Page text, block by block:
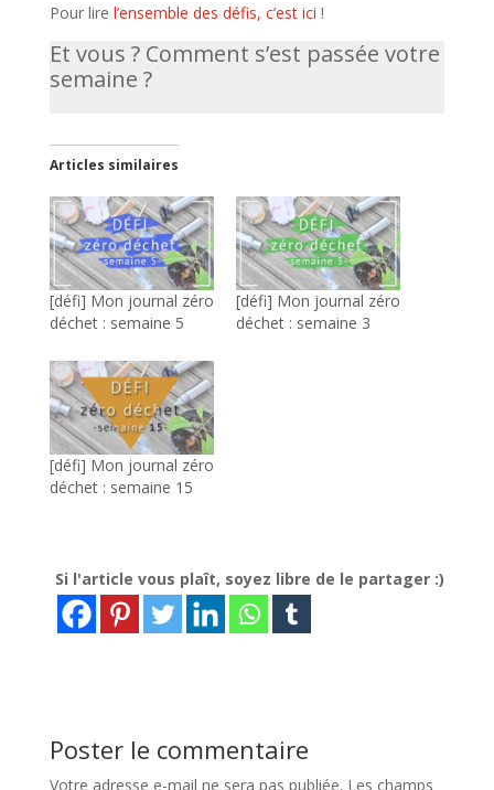
Pour lire l’ensemble des défis, c’est ici !
Et vous ? Comment s’est passée votre
semaine ?
Articles similaires
[défi] Mon journal zéro
déchet : semaine 5
[défi] Mon journal zéro
déchet : semaine 3
[défi] Mon journal zéro
déchet : semaine 15
Si l'article vous plaît, soyez libre de le partager :)
Poster le commentaire
Votre adresse e-mail ne sera pas publiée. Les champs